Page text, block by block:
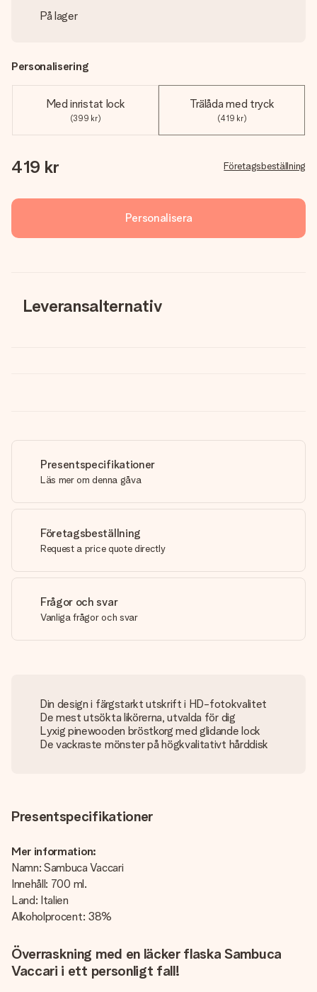
På lager
Personalisering
Med inristat lock
(399 kr)
Trälåda med tryck
(419 kr)
419 kr Företagsbeställning
Personalisera
Leveransalternativ
Presentspecifikationer
Läs mer om denna gåva
Företagsbeställning
Request a price quote directly
Frågor och svar
Vanliga frågor och svar
Din design i färgstarkt utskrift i HD-fotokvalitet
De mest utsökta likörerna, utvalda för dig
Lyxig pinewooden bröstkorg med glidande lock
De vackraste mönster på högkvalitativt hårddisk
Presentspecifikationer
Mer information:
Namn: Sambuca Vaccari
Innehåll: 700 ml.
Land: Italien
Alkoholprocent: 38%
Överraskning med en läcker flaska Sambuca
Vaccari i ett personligt fall!